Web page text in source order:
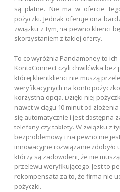
są płatne. Nie ma w ofercie
pożyczki. Jednak oferuje ona
związku z tym, na pewno klienci
skorzystaniem z takiej oferty.
To co wyróżnia Pandamoney to
KontoConnect czyli chwilówka bez
której klientklienci nie muszą
weryfikacyjnych na konto
korzystna opcja. Dzięki niej
nawet w ciągu 10 minut od
się automatycznie i jest dostępna
telefony czy tablety. W związku z
bezproblemowy i na pewno nie
innowacyjne rozwiązanie zdobyło
którzy są zadowoleni, że nie
przelewu weryfikującego. Jest to
rekompensata za to, że firma nie
pożyczki.